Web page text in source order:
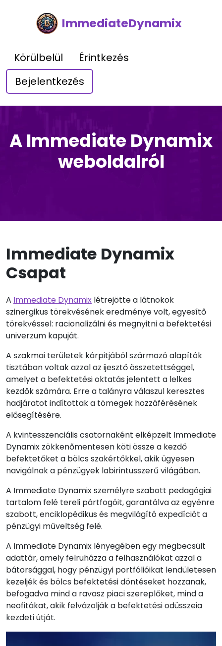
ImmediateDynamix
Körülbelül
Érintkezés
Bejelentkezés
A Immediate Dynamix
weboldalról
Immediate Dynamix
Csapat
A Immediate Dynamix létrejötte a látnokok
szinergikus törekvésének eredménye volt, egyesítő
törekvéssel: racionalizálni és megnyitni a befektetési
univerzum kapuját.
A szakmai területek kárpitjából származó alapítók
tisztában voltak azzal az ijesztő összetettséggel,
amelyet a befektetési oktatás jelentett a lelkes
kezdők számára. Erre a talányra válaszul keresztes
hadjáratot indítottak a tömegek hozzáférésének
elősegítésére.
A kvintesszenciális csatornaként elképzelt Immediate
Dynamix zökkenőmentesen köti össze a kezdő
befektetőket a bölcs szakértőkkel, akik ügyesen
navigálnak a pénzügyek labirintusszerű világában.
A Immediate Dynamix személyre szabott pedagógiai
tartalom felé tereli pártfogóit, garantálva az egyénre
szabott, enciklopédikus és megvilágító expedíciót a
pénzügyi műveltség felé.
A Immediate Dynamix lényegében egy megbecsült
adattár, amely felruházza a felhasználókat azzal a
bátorsággal, hogy pénzügyi portfólióikat lendületesen
kezeljék és bölcs befektetési döntéseket hozzanak,
befogadva mind a ravasz piaci szereplőket, mind a
neofitákat, akik felvázolják a befektetési odüsszeia
kezdeti útját.